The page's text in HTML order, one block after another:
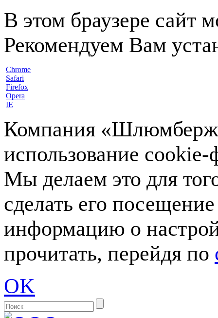
В этом браузере сайт
Рекомендуем Вам
Chrome
Safari
Firefox
Opera
IE
Компания
использование
Мы делаем это для
сделать его
информацию о
прочитать, перейдя по
OK